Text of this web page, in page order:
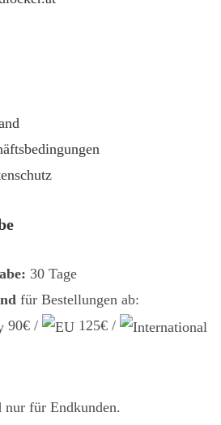
30 Tage
für Bestellungen ab:
90€ /
125€ /
nur für Endkunden.